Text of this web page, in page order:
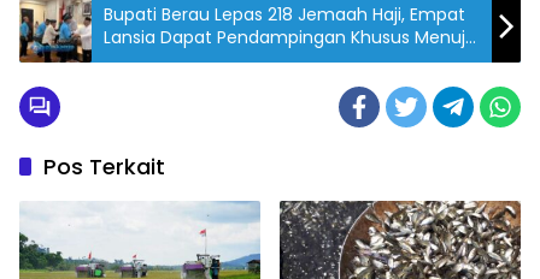
Bupati Berau Lepas 218 Jemaah Haji, Empat
Lansia Dapat Pendampingan Khusus Menuju
Tanah Suci
Pos Terkait